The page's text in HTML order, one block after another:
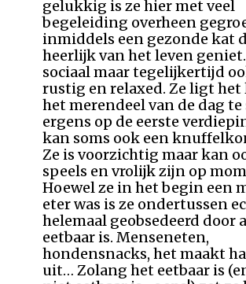
gelukkig is ze hier met veel
begeleiding overheen
inmiddels een gezonde kat
heerlijk van het leven geniet.
sociaal maar tegelijkertijd
rustig en relaxed. Ze ligt het
het merendeel van de dag
ergens op de eerste
kan soms ook een
Ze is voorzichtig maar kan
speels en vrolijk zijn op
Hoewel ze in het begin een
eter was is ze ondertussen
helemaal geobsedeerd door
eetbaar is. Menseneten,
hondensnacks, het maakt
uit… Zolang het eetbaar is